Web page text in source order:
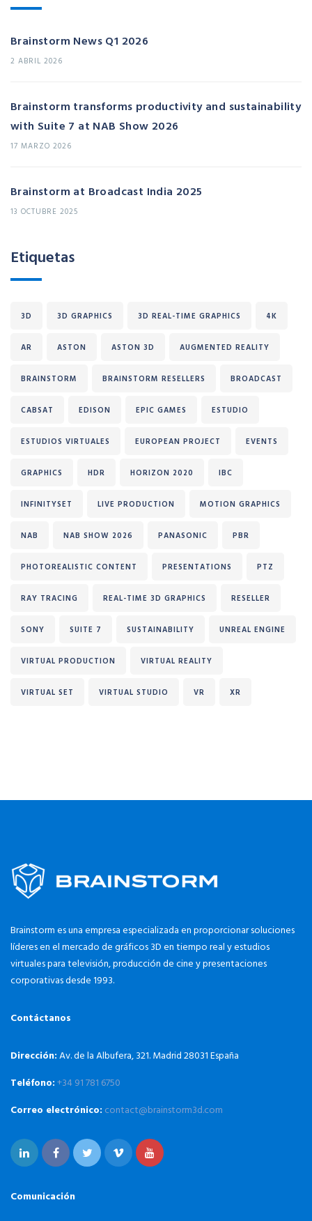
Brainstorm News Q1 2026
2 ABRIL 2026
Brainstorm transforms productivity and sustainability
with Suite 7 at NAB Show 2026
17 MARZO 2026
Brainstorm at Broadcast India 2025
13 OCTUBRE 2025
Etiquetas
3D 3D GRAPHICS 3D REAL-TIME GRAPHICS 4K
AR ASTON ASTON 3D AUGMENTED REALITY
BRAINSTORM BRAINSTORM RESELLERS BROADCAST
CABSAT EDISON EPIC GAMES ESTUDIO
ESTUDIOS VIRTUALES EUROPEAN PROJECT EVENTS
GRAPHICS HDR HORIZON 2020 IBC
INFINITYSET LIVE PRODUCTION MOTION GRAPHICS
NAB NAB SHOW 2026 PANASONIC PBR
PHOTOREALISTIC CONTENT PRESENTATIONS PTZ
RAY TRACING REAL-TIME 3D GRAPHICS RESELLER
SONY SUITE 7 SUSTAINABILITY UNREAL ENGINE
VIRTUAL PRODUCTION VIRTUAL REALITY
VIRTUAL SET VIRTUAL STUDIO VR XR
Brainstorm es una empresa especializada en proporcionar soluciones
líderes en el mercado de gráficos 3D en tiempo real y estudios
virtuales para televisión, producción de cine y presentaciones
corporativas desde 1993.
Contáctanos
Dirección:Av. de la Albufera, 321. Madrid 28031 España
Teléfono:+34 91 781 6750
Correo electrónico: contact@brainstorm3d.com
Comunicación